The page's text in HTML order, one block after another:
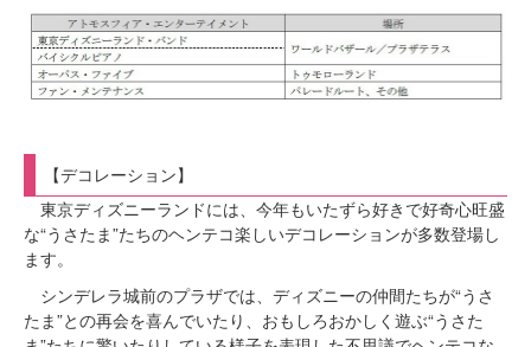
【デコレーション】
東京ディズニーランドには、今年もいたずら好きで好奇心旺盛
な“うさたま”たちのヘンテコ楽しいデコレーションが多数登場し
ます。
シンデレラ城前のプラザでは、ディズニーの仲間たちが“うさ
たま”との再会を喜んでいたり、おもしろおかしく遊ぶ“うさた